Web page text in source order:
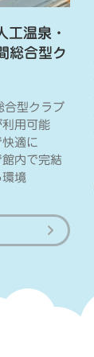
温泉・
総合型ク
合型クラブ
用可能
適に
内で完結
境